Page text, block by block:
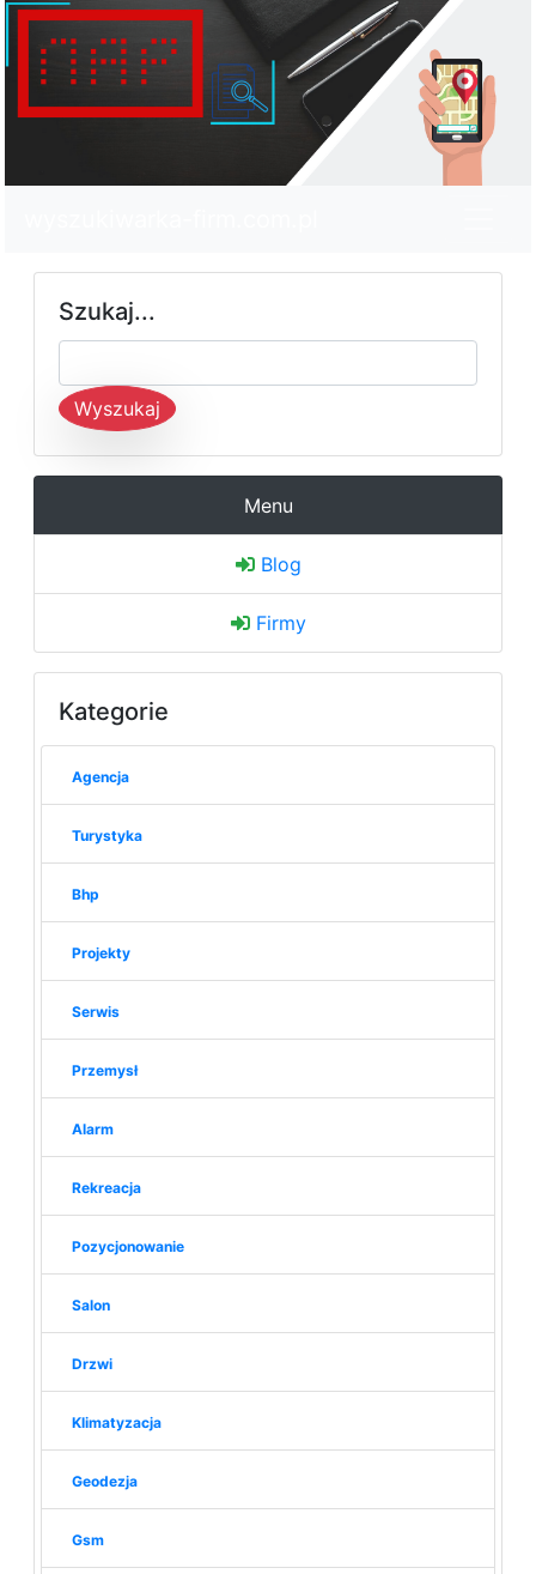
Szukaj...
Wyszukaj
Menu
Blog
Firmy
Kategorie
Agencja
Turystyka
Bhp
Projekty
Serwis
Przemysł
Alarm
Rekreacja
Pozycjonowanie
Salon
Drzwi
Klimatyzacja
Geodezja
Gsm